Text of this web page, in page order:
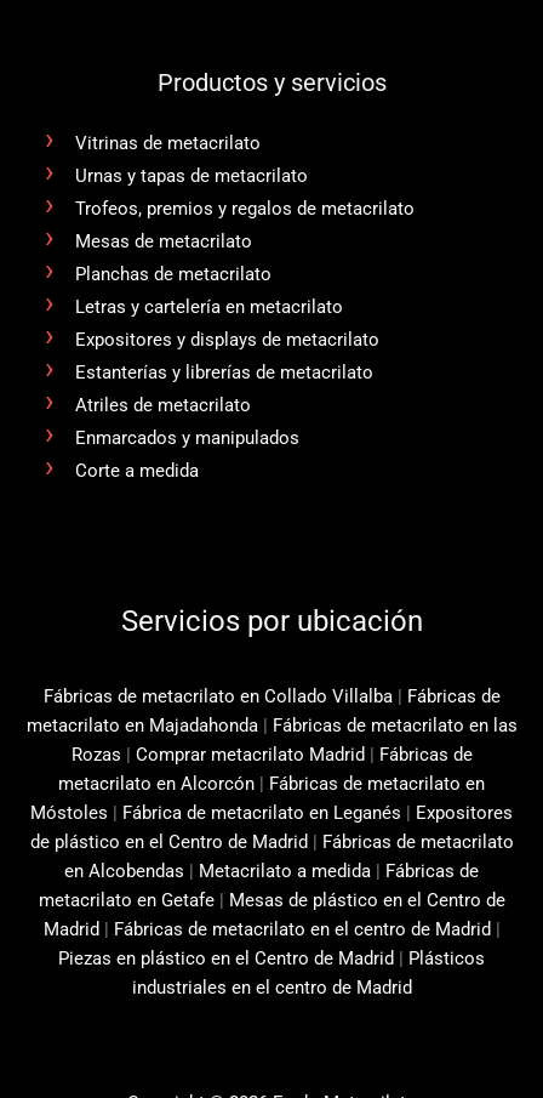
Productos y servicios
Vitrinas de metacrilato
Urnas y tapas de metacrilato
Trofeos, premios y regalos de metacrilato
Mesas de metacrilato
Planchas de metacrilato
Letras y cartelería en metacrilato
Expositores y displays de metacrilato
Estanterías y librerías de metacrilato
Atriles de metacrilato
Enmarcados y manipulados
Corte a medida
Servicios por ubicación
Fábricas de metacrilato en Collado Villalba|
Fábricas de
metacrilato en Majadahonda|
Fábricas de metacrilato en las
Rozas
Comprar metacrilato Madrid
Fábricas de
metacrilato en Alcorcón
Fábricas de metacrilato en
Móstoles
Fábrica de metacrilato en Leganés
Expositores
de plástico en el Centro de Madrid
Fábricas de metacrilato
en Alcobendas
Metacrilato a medida
Fábricas de
metacrilato en Getafe| Mesas de plástico en el Centro de
Madrid
Fábricas de metacrilato en el centro de Madrid
Piezas en plástico en el Centro de Madrid
Plásticos
industriales en el centro de Madrid